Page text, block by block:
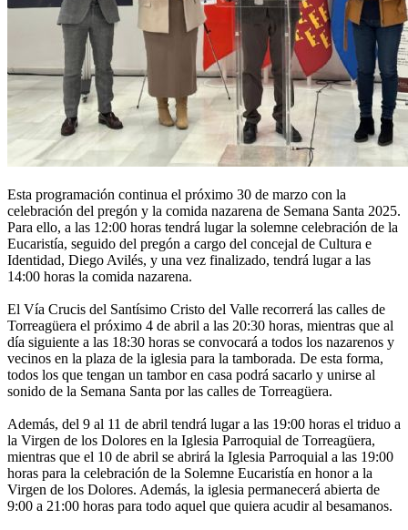
Esta programación continua el próximo 30 de marzo con la
celebración del pregón y la comida nazarena de Semana Santa 2025.
Para ello, a las 12:00 horas tendrá lugar la solemne celebración de la
Eucaristía, seguido del pregón a cargo del concejal de Cultura e
Identidad, Diego Avilés, y una vez finalizado, tendrá lugar a las
14:00 horas la comida nazarena.
El Vía Crucis del Santísimo Cristo del Valle recorrerá las calles de
Torreagüera el próximo 4 de abril a las 20:30 horas, mientras que al
día siguiente a las 18:30 horas se convocará a todos los nazarenos y
vecinos en la plaza de la iglesia para la tamborada. De esta forma,
todos los que tengan un tambor en casa podrá sacarlo y unirse al
sonido de la Semana Santa por las calles de Torreagüera.
Además, del 9 al 11 de abril tendrá lugar a las 19:00 horas el triduo a
la Virgen de los Dolores en la Iglesia Parroquial de Torreagüera,
mientras que el 10 de abril se abrirá la Iglesia Parroquial a las 19:00
horas para la celebración de la Solemne Eucaristía en honor a la
Virgen de los Dolores. Además, la iglesia permanecerá abierta de
9:00 a 21:00 horas para todo aquel que quiera acudir al besamanos.